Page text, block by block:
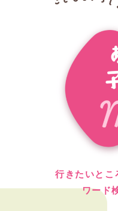
行きたいとこ
ワード